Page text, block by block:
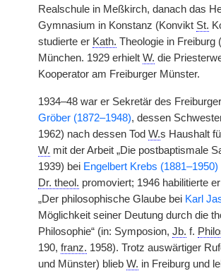
Realschule in Meßkirch, danach das
Gymnasium in Konstanz (Konvikt St.
studierte er Kath. Theologie in Freiburg
München. 1929 erhielt W. die
Kooperator am Freiburger Münster.
1934–48 war er Sekretär des Freiburger
Gröber (1872–1948), dessen
1962) nach dessen Tod W.s Haushalt
W. mit der Arbeit „Die postbaptismale
1939) bei Engelbert Krebs (1881–1950)
Dr. theol. promoviert; 1946 habilitierte
„Der philosophische Glaube bei Karl
Möglichkeit seiner Deutung durch die
Philosophie“ (in: Symposion, Jb. f.
190, franz. 1958). Trotz auswärtiger
und Münster) blieb W. in Freiburg und